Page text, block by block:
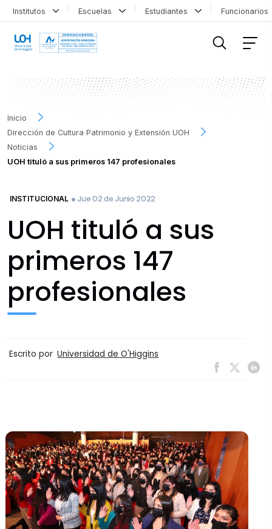
Institutos Escuelas Estudiantes
Inicio
Dirección de Cultura Patrimonio y Extensión UOH
Noticias
UOH tituló a sus primeros 147 profesionales
INSTITUCIONAL ● Jue 02 de Junio 2022
UOH tituló a sus
primeros 147
profesionales
Escrito por Universidad de O'Higgins